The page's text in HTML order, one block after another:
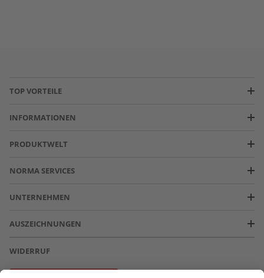
TOP VORTEILE
INFORMATIONEN
PRODUKTWELT
NORMA SERVICES
UNTERNEHMEN
AUSZEICHNUNGEN
WIDERRUF